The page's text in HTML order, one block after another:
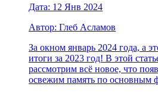
Дата: 12 Янв 2024
Автор: Глеб Асламов
За окном январь 2024 года, а
итоги за 2023 год! В этой
рассмотрим всё новое, что
освежим память по основным